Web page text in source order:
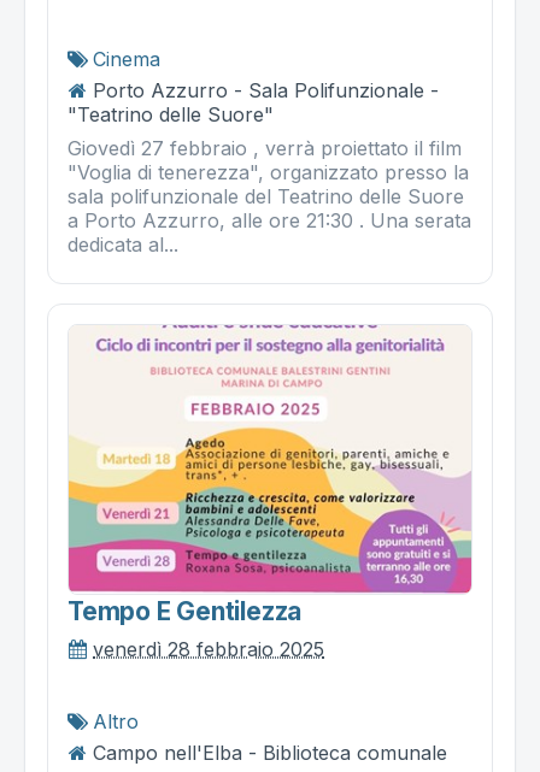
Cinema
Porto Azzurro - Sala Polifunzionale -
"Teatrino delle Suore"
Giovedì 27 febbraio , verrà proiettato il film
"Voglia di tenerezza", organizzato presso la
sala polifunzionale del Teatrino delle Suore
a Porto Azzurro, alle ore 21:30 . Una serata
dedicata al...
Tempo E Gentilezza
venerdì 28 febbraio 2025
Altro
Campo nell'Elba - Biblioteca comunale